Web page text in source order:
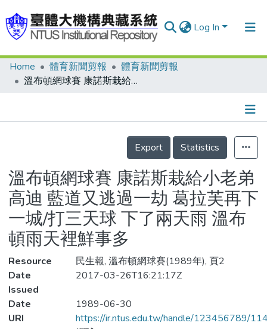
Log In
Communities & Collections
Statistics
Home 體育新聞剪報
體育新聞剪報
溫布頓網球賽 康諾斯栽給小老弟高迪 藍道又逃過一劫 葛拉芙再下一城/打三天球 下了兩天雨 溫布頓雨天裡鮮事多
Details
Export
Statistics
溫布頓網球賽 康諾斯栽給小老弟
高迪 藍道又逃過一劫 葛拉芙再下
一城/打三天球 下了兩天雨 溫布
頓雨天裡鮮事多
Resource
民生報, 溫布頓網球賽(1989年), 頁2
Date
Issued
2017-03-26T16:21:17Z
Date
1989-06-30
URI
https://ir.ntus.edu.tw/handle/123456789/